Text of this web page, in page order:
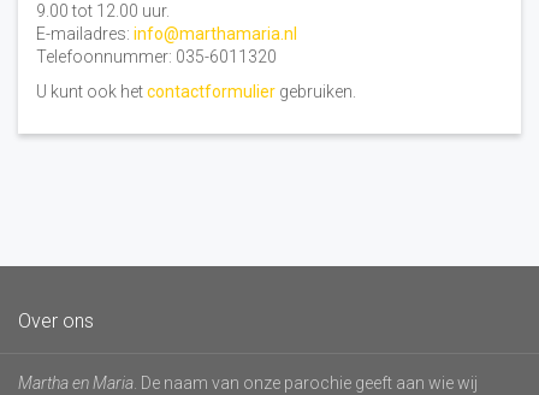
9.00 tot 12.00 uur.
E-mailadres: info@marthamaria.nl
Telefoonnummer: 035-6011320
U kunt ook hetcontactformulier gebruiken.
Over ons
Martha en Maria . De naam van onze parochie geeft aan wie wij